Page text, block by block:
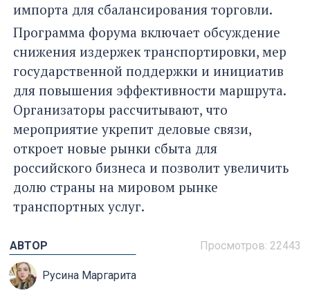
импорта для сбалансирования торговли.
Программа форума включает обсуждение
снижения издержек транспортировки, мер
государственной поддержки и инициатив
для повышения эффективности маршрута.
Организаторы рассчитывают, что
мероприятие укрепит деловые связи,
откроет новые рынки сбыта для
российского бизнеса и позволит увеличить
долю страны на мировом рынке
транспортных услуг.
Просмотров: 22443
АВТОР
Русина Маргарита